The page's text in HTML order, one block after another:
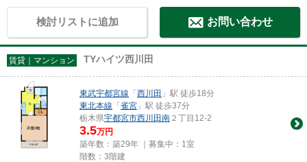
検討リストに追加 お問い合わせ
賃貸｜マンション TYハイツ西川田
東武宇都宮線 「西川田 」駅 徒歩18分
東北本線 「雀宮 」駅 徒歩37分
栃木県宇都宮市西川田南 ２丁目12-2
3.5万円
築年数：築29年 ｜募集中： 1室
階数：3階建